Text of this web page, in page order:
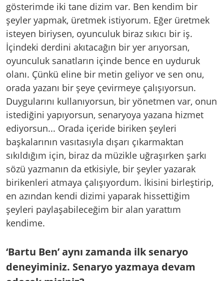
gösterimde iki tane dizim var. Ben kendim bir
şeyler yapmak, üretmek istiyorum. Eğer üretmek
isteyen biriysen, oyunculuk biraz sıkıcı bir iş.
İçindeki derdini akıtacağın bir yer arıyorsan,
oyunculuk sanatların içinde bence en uyduruk
olanı. Çünkü eline bir metin geliyor ve sen onu,
orada yazanı bir şeye çevirmeye çalışıyorsun.
Duygularını kullanıyorsun, bir yönetmen var, onun
istediğini yapıyorsun, senaryoya yazana hizmet
ediyorsun... Orada içeride biriken şeyleri
başkalarının vasıtasıyla dışarı çıkarmaktan
sıkıldığım için, biraz da müzikle uğraşırken şarkı
sözü yazmanın da etkisiyle, bir şeyler yazarak
birikenleri atmaya çalışıyordum. İkisini birleştirip,
en azından kendi dizimi yaparak hissettiğim
şeyleri paylaşabileceğim bir alan yarattım
kendime.
‘Bartu Ben’ aynı zamanda ilk senaryo
deneyiminiz. Senaryo yazmaya devam